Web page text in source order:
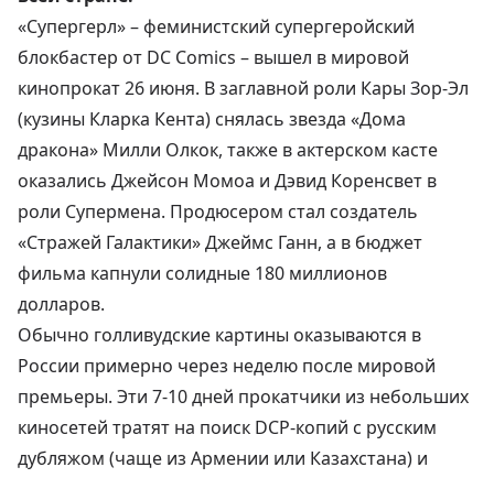
«Супергерл» – феминистский супергеройский
блокбастер от DC Comics – вышел в мировой
кинопрокат 26 июня. В заглавной роли Кары Зор-Эл
(кузины Кларка Кента) снялась звезда «Дома
дракона» Милли Олкок, также в актерском касте
оказались Джейсон Момоа и Дэвид Коренсвет в
роли Супермена. Продюсером стал создатель
«Стражей Галактики» Джеймс Ганн, а в бюджет
фильма капнули солидные 180 миллионов
долларов.
Обычно голливудские картины оказываются в
России примерно через неделю после мировой
премьеры. Эти 7-10 дней прокатчики из небольших
киносетей тратят на поиск DCP-копий с русским
дубляжом (чаще из Армении или Казахстана) и